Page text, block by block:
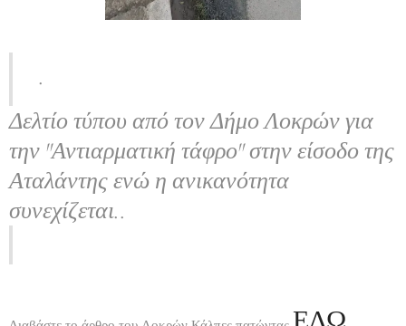
.
Δελτίο τύπου από τον Δήμο Λοκρών για
την ''Αντιαρματική τάφρο'' στην είσοδο της
Αταλάντης ενώ η ανικανότητα
συνεχίζεται..